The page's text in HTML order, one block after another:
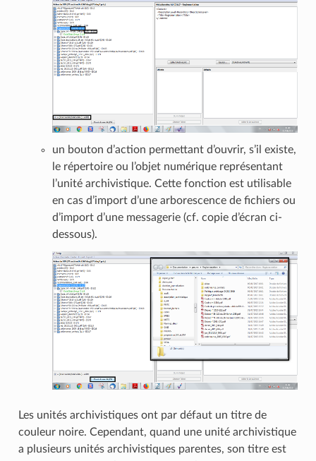
un bouton d’action permettant d’ouvrir, s’il existe,
le répertoire ou l’objet numérique représentant
l’unité archivistique. Cette fonction est utilisable
en cas d’import d’une arborescence de fichiers ou
d’import d’une messagerie (cf. copie d’écran ci-
dessous).
Les unités archivistiques ont par défaut un titre de
couleur noire. Cependant, quand une unité archivistique
a plusieurs unités archivistiques parentes, son titre est